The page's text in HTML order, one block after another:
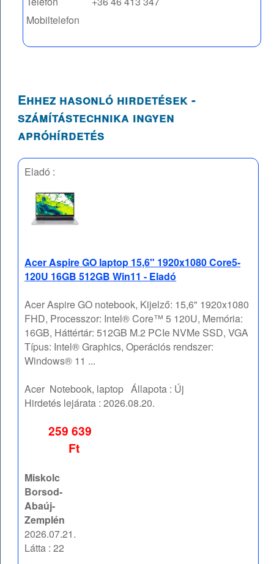
Mobiltelefon
Ehhez hasonló hirdetések -
számítástechnika ingyen
apróhírdetés
Eladó :
Acer Aspire GO laptop 15,6" 1920x1080 Core5-
120U 16GB 512GB Win11 - Eladó
Acer Aspire GO notebook, Kijelző: 15,6" 1920x1080
FHD, Processzor: Intel® Core™ 5 120U, Memória:
16GB, Háttértár: 512GB M.2 PCIe NVMe SSD, VGA
Típus: Intel® Graphics, Operációs rendszer:
Windows® 11 ...
Acer Notebook, laptop Állapota : Új
Hirdetés lejárata :2026.08.20.
259 639
Ft
Miskolc
Borsod-
Abaúj-
Zemplén
2026.07.21.
Látta : 22